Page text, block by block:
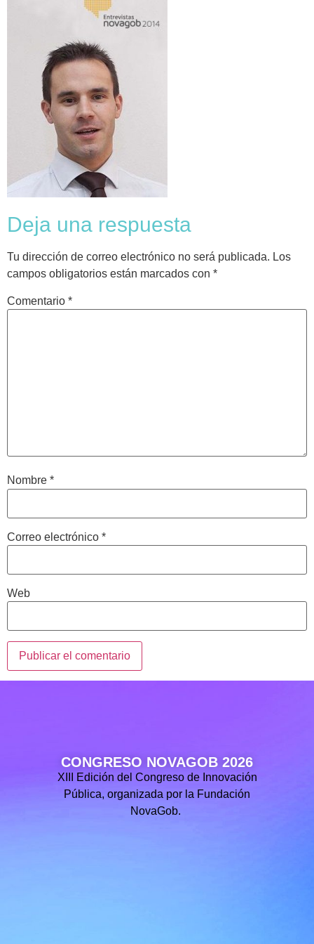
Deja una respuesta
Tu dirección de correo electrónico no será publicada. Los
campos obligatorios están marcados con *
Comentario *
Nombre *
Correo electrónico *
Web
CONGRESO NOVAGOB 2026
XIII Edición del Congreso de Innovación
Pública, organizada por la Fundación
NovaGob.